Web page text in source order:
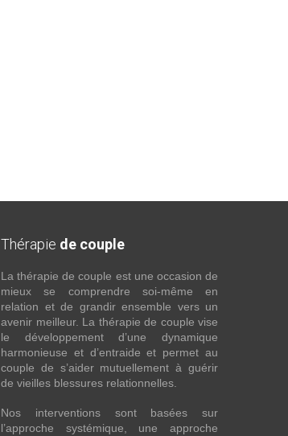
Thérapie de couple
La thérapie de couple est une occasion de
mieux se comprendre soi-même en
relation et de grandir ensemble vers un
avenir meilleur. La thérapie de couple vise
le développement d’une dynamique
harmonieuse et d’entraide et permet au
couple de s’aider mutuellement à guérir
de vieilles blessures relationnelles.
Nos interventions sont basées sur
l’approche systémique, une approche